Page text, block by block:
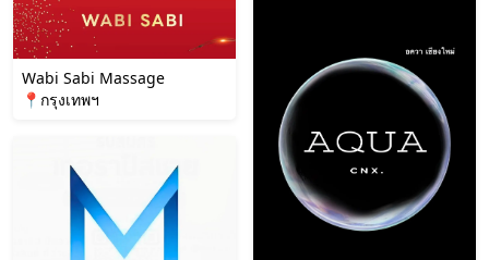
Wabi Sabi Massage
📍กรุงเทพฯ